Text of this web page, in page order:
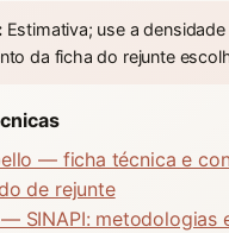
Estimativa; use a densidade
da ficha do rejunte
— ficha técnica e
de rejunte
— SINAPI: metodologias